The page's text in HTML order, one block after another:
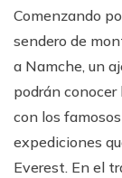
Comenzando
sendero de
a Namche, un
podrán conocer
con los
expediciones
Everest. En el